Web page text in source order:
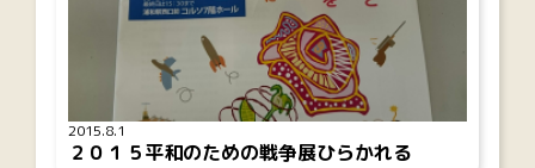
2015.8.1
２０１５平和のための戦争展ひらかれる